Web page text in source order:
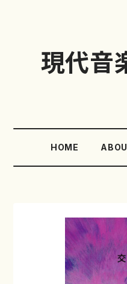
現代音
HOME